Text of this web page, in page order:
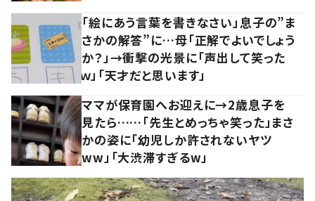
「絵にあう言葉を書きなさい」息子の”ま
さかの解答”に…母「正解でよいでしょう
か？」→衝撃の光景に「声出して笑った
ｗ」「天才だと思います」
ママが保育園へお迎えに→2歳息子を
見たら……「先生とめっちゃ笑った」まさ
かの姿に「幼児しか許されないヤツ
ww」「大渋滞すぎるw」